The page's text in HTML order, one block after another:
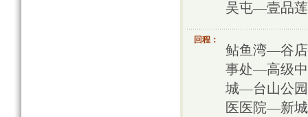
吴屯—壹品
回程：
鲇鱼湾—谷
事处—高级
城—台山公
医医院—新